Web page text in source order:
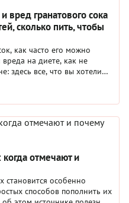
вред гранатового сока
сколько пить, чтобы
как часто его можно
на диете, как не
здесь все, что вы хотели
на свете напитков!
отмечают и
становится особенно
способов пополнить их